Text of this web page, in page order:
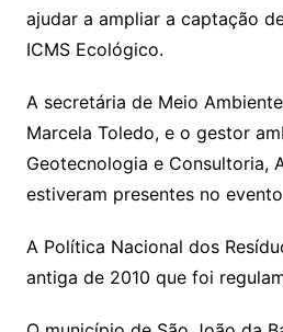
ajudar a ampliar a captação
ICMS Ecológico.
A secretária de Meio
Marcela Toledo, e o gestor
Geotecnologia e Consultoria,
estiveram presentes no
A Política Nacional dos
antiga de 2010 que foi